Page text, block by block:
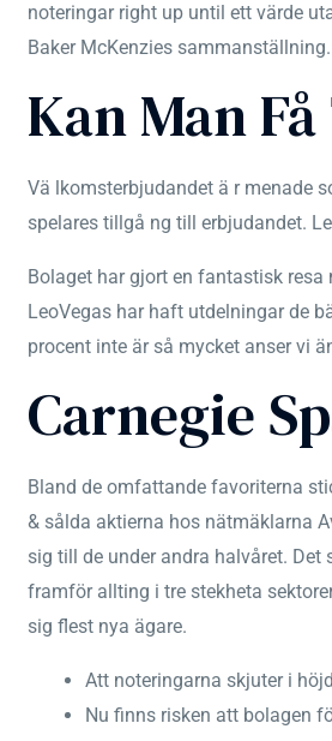
noteringar right up until ett värde
Baker McKenzies sammanställning.
Kan Man
Vä lkomsterbjudandet ä r menade
spelares tillgå ng till erbjudandet.
Bolaget har gjort en fantastisk
LeoVegas har haft utdelningar de
procent inte är så mycket anser vi
Carnegie
Bland de omfattande favoriterna
& sålda aktierna hos nätmäklarna
sig till de under andra halvåret. Det
framför allting i tre stekheta
sig flest nya ägare.
Att noteringarna skjuter i
Nu finns risken att bolagen